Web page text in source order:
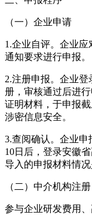
（一）企业申请
1.企业自评。企业
通知要求进行申报。
2.注册申报。企业登
册，审核通过后进
证明材料，于申报
涉密信息安全。
3.查阅确认。企业申
10日后，登录安徽
导入的申报材料情
（二）中介机构注册
参与企业研发费用